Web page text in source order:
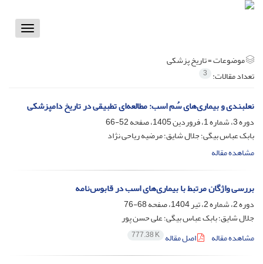
Toggle
موضوعات =تاریخ پزشکی
تعداد مقالات: 3
نعلبندی و بیماری‌های سُم اسب: مطالعه‌ای تطبیقی در تاریخ دامپزشکی
دوره 3، شماره 1، فروردین 1405، صفحه
52-66
بابک عباس بیگی؛ جلال شایق؛ مرضیه ریاحی نژاد
مشاهده مقاله
بررسی واژگان مرتبط با بیماری‌های اسب در قابوس‌نامه
دوره 2، شماره 2، تیر 1404، صفحه
68-76
جلال شایق؛ بابک عباس بیگی؛ علی حسن پور
مشاهده مقاله
اصل مقاله 777.38 K